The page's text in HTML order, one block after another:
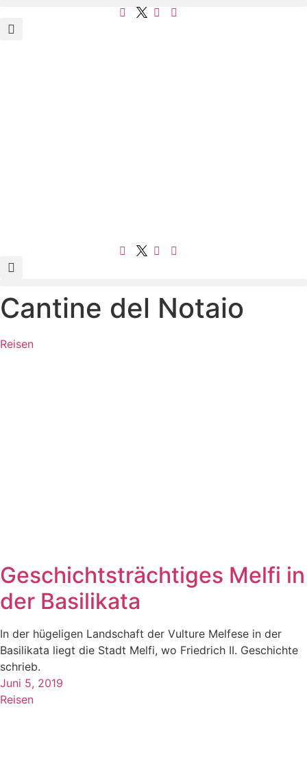
Cantine del Notaio
Reisen
Geschichtsträchtiges Melfi in
der Basilikata
In der hügeligen Landschaft der Vulture Melfese in der
Basilikata liegt die Stadt Melfi, wo Friedrich II. Geschichte
schrieb.
Juni 5, 2019
Reisen